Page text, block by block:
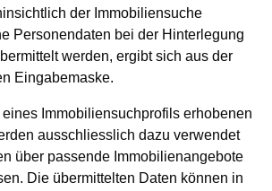
der Immobiliensuche
Personendaten bei der Hinterlegung
werden, ergibt sich aus der
Eingabemaske.
Immobiliensuchprofils erhobenen
ausschliesslich dazu verwendet
über passende Immobilienangebote
Die übermittelten Daten können in